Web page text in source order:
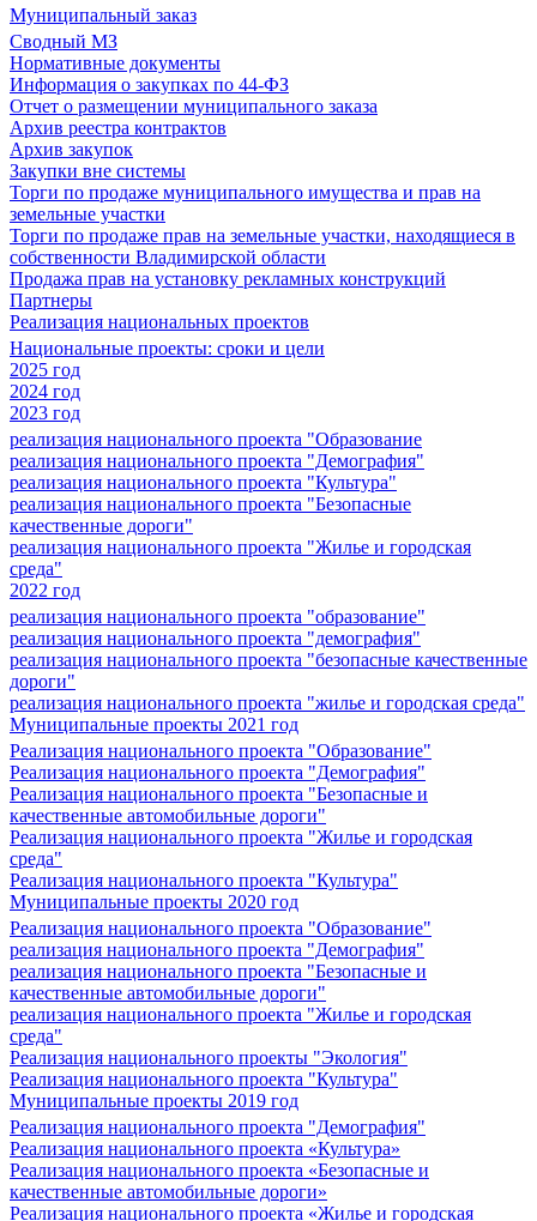
Муниципальный заказ
Сводный МЗ
Нормативные документы
Информация о закупках по 44-ФЗ
Отчет о размещении муниципального заказа
Архив реестра контрактов
Архив закупок
Закупки вне системы
Торги по продаже муниципального имущества и прав на
земельные участки
Торги по продаже прав на земельные участки, находящиеся в
собственности Владимирской области
Продажа прав на установку рекламных конструкций
Партнеры
Реализация национальных проектов
Национальные проекты: сроки и цели
2025 год
2024 год
2023 год
реализация национального проекта "Образование
реализация национального проекта "Демография"
реализация национального проекта "Культура"
реализация национального проекта "Безопасные
качественные дороги"
реализация национального проекта "Жилье и городская
среда"
2022 год
реализация национального проекта "образование"
реализация национального проекта "демография"
реализация национального проекта "безопасные качественные
дороги"
реализация национального проекта "жилье и городская среда"
Муниципальные проекты 2021 год
Реализация национального проекта "Образование"
Реализация национального проекта "Демография"
Реализация национального проекта "Безопасные и
качественные автомобильные дороги"
Реализация национального проекта "Жилье и городская
среда"
Реализация национального проекта "Культура"
Муниципальные проекты 2020 год
Реализация национального проекта "Образование"
реализация национального проекта "Демография"
реализация национального проекта "Безопасные и
качественные автомобильные дороги"
реализация национального проекта "Жилье и городская
среда"
Реализация национального проекты "Экология"
Реализация национального проекта "Культура"
Муниципальные проекты 2019 год
Реализация национального проекта "Демография"
Реализация национального проекта «Культура»
Реализация национального проекта «Безопасные и
качественные автомобильные дороги»
Реализация национального проекта «Жилье и городская